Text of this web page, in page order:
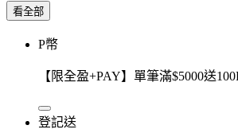
看全部
P幣
【限全盈+PAY】單筆滿$5000送
登記送